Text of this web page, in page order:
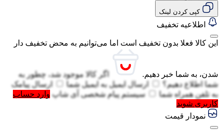
کپی کردن لینک
اطلاعیه تخفیف
این کالا فعلا بدون تخفیف است اما می‌توانیم به محض تخفیف دار
شدن، به شما خبر دهیم.
اگر کالا موجود شد، چطور به
شما اطلاع دهیم؟
ارسال ایمیل به ایمیل شما
ارسال پیامک
به تلفن همراه شما سیستم پیام شخصی آی شاپ وارد حساب
کاربری شوید
نمودار قیمت